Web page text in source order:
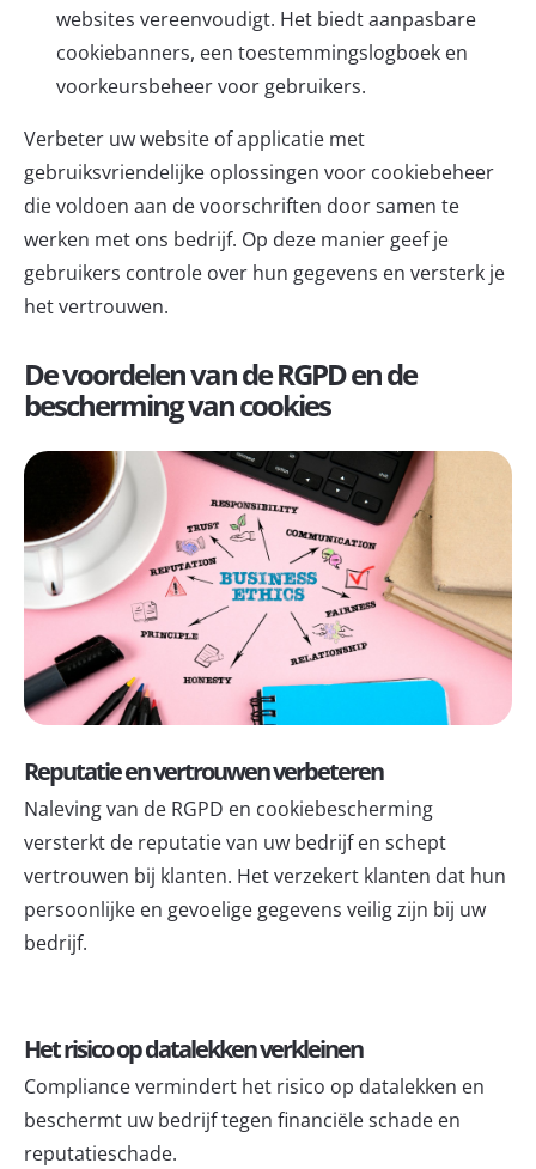
websites vereenvoudigt. Het biedt aanpasbare
cookiebanners, een toestemmingslogboek en
voorkeursbeheer voor gebruikers.
Verbeter uw website of applicatie met
gebruiksvriendelijke oplossingen voor cookiebeheer
die voldoen aan de voorschriften door samen te
werken met ons bedrijf. Op deze manier geef je
gebruikers controle over hun gegevens en versterk je
het vertrouwen.
De voordelen van de RGPD en de
bescherming van cookies
Reputatie en vertrouwen verbeteren
Naleving van de RGPD en cookiebescherming
versterkt de reputatie van uw bedrijf en schept
vertrouwen bij klanten. Het verzekert klanten dat hun
persoonlijke en gevoelige gegevens veilig zijn bij uw
bedrijf.
Het risico op datalekken verkleinen
Compliance vermindert het risico op datalekken en
beschermt uw bedrijf tegen financiële schade en
reputatieschade.